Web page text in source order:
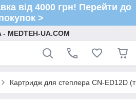
від 4000 грн! Перейти до
>
MEDTEH-UA.COM
Картридж для степлера CN-ED12D